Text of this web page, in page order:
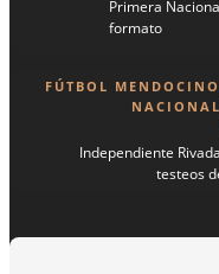
Primera
formato
FÚTBOL MENDOCINO
NACIONAL
Independiente
testeos